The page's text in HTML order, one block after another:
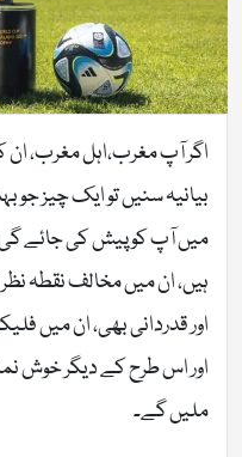
اگر آپ مغرب،اہل مغرب، ان
بیانیہ سنیں تو ایک چیز
میں آپ کو پیش کی جائے
ہیں، ان میں مخالف نقطہ
اور قدردانی بھی، ان میں
اور اس طرح کے دیگر خوش
ملیں گے۔